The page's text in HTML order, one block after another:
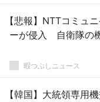
【悲報】NTTコミュ
ーが侵入 自衛隊の
暇つぶしニュース
【韓国】大統領専用